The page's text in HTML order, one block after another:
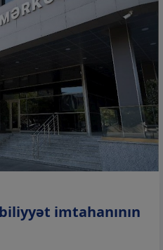
imtahanının